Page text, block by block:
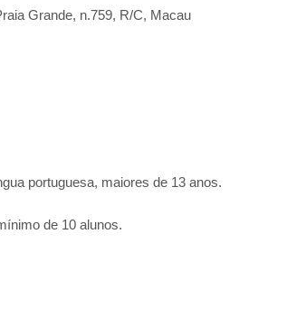
Grande, n.759, R/C, Macau
portuguesa, maiores de 13 anos.
de 10 alunos.